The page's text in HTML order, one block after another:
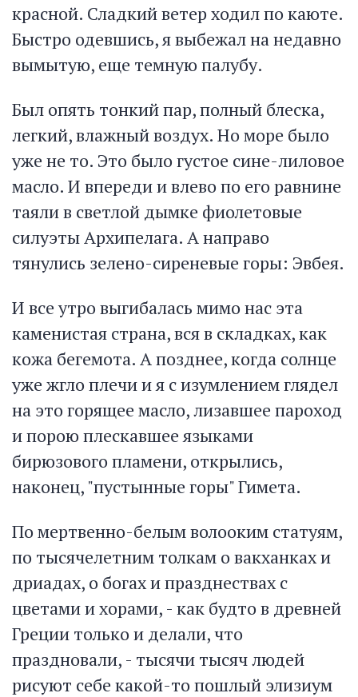
красной. Сладкий ветер ходил по каюте.
Быстро одевшись, я выбежал на недавно
вымытую, еще темную палубу.
Был опять тонкий пар, полный блеска,
легкий, влажный воздух. Но море было
уже не то. Это было густое сине-лиловое
масло. И впереди и влево по его равнине
таяли в светлой дымке фиолетовые
силуэты Архипелага. А направо
тянулись зелено-сиреневые горы: Эвбея.
И все утро выгибалась мимо нас эта
каменистая страна, вся в складках, как
кожа бегемота. А позднее, когда солнце
уже жгло плечи и я с изумлением глядел
на это горящее масло, лизавшее пароход
и порою плескавшее языками
бирюзового пламени, открылись,
наконец, "пустынные горы" Гимета.
По мертвенно-белым волооким статуям,
по тысячелетним толкам о вакханках и
дриадах, о богах и празднествах с
цветами и хорами, - как будто в древней
Греции только и делали, что
праздновали, - тысячи тысяч людей
рисуют себе какой-то пошлый элизиум